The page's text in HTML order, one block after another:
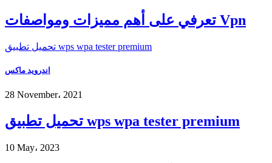
تعرفي على أهم مميزات ومواصفات Vpn
تحميل تطبيق wps wpa tester premium
اندرويد ماكس
28 November، 2021
تحميل تطبيق wps wpa tester premium
10 May، 2023